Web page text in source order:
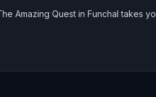
Amazing Quest in Funchal takes